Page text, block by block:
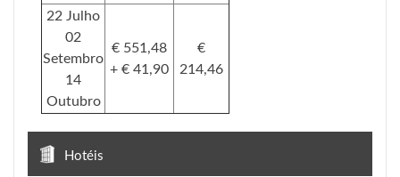
22 Julho
02
Setembro
14
Outubro
€ 551,48
+ € 41,90
€
214,46
Hotéis